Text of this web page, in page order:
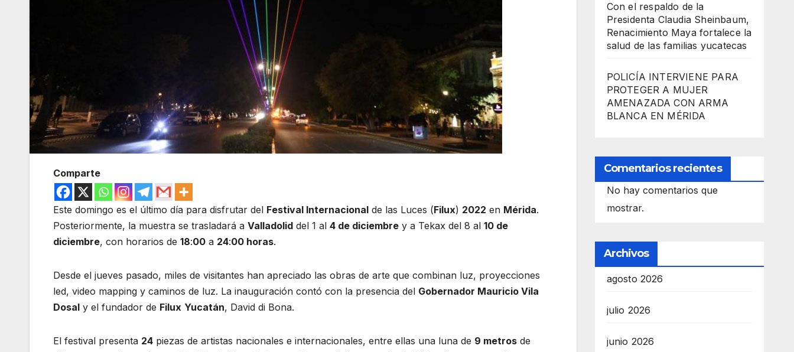
Comparte
Este domingo es el último día para disfrutar del Festival Internacional de las Luces (Filux) 2022 en Mérida.
Posteriormente, la muestra se trasladará a Valladolid del 1 al 4 de diciembre y a Tekax del 8 al 10 de
diciembre, con horarios de 18:00 a 24:00 horas.
Desde el jueves pasado, miles de visitantes han apreciado las obras de arte que combinan luz, proyecciones
led, video mapping y caminos de luz. La inauguración contó con la presencia del Gobernador Mauricio Vila
Dosal y el fundador de Filux Yucatán, David di Bona.
El festival presenta 24 piezas de artistas nacionales e internacionales, entre ellas una luna de 9 metros de
Con el respaldo de la
Presidenta Claudia Sheinbaum,
Renacimiento Maya fortalece la
salud de las familias yucatecas
POLICÍA INTERVIENE PARA
PROTEGER A MUJER
AMENAZADA CON ARMA
BLANCA EN MÉRIDA
Comentarios recientes
No hay comentarios que
mostrar.
Archivos
agosto 2026
julio 2026
junio 2026